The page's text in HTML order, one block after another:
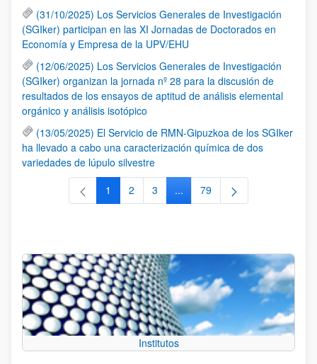
(31/10/2025) Los Servicios Generales de Investigación
(SGIker) participan en las XI Jornadas de Doctorados en
Economía y Empresa de la UPV/EHU
(12/06/2025) Los Servicios Generales de Investigación
(SGIker) organizan la jornada nº 28 para la discusión de
resultados de los ensayos de aptitud de análisis elemental
orgánico y análisis isotópico
(13/05/2025) El Servicio de RMN-Gipuzkoa de los SGIker
ha llevado a cabo una caracterización química de dos
variedades de lúpulo silvestre
Página
1 Página
2 Página
3 ...Páginas intermedias Use TAB
Página
79
Institutos